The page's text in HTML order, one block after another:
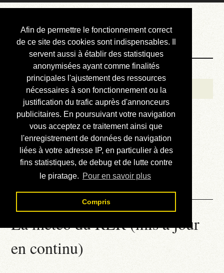
Afin de permettre le fonctionnement correct
de ce site des cookies sont indispensables. Il
servent aussi à établir des statistiques
anonymisées ayant comme finalités
principales l'ajustement des ressources
nécessaires à son fonctionnement ou la
justification du trafic auprès d'annonceurs
publicitaires. En poursuivant votre navigation
vous acceptez ce traitement ainsi que
l'enregistrement de données de navigation
liées à votre adresse IP, en particulier à des
fins statistiques, de debug et de lutte contre
le piratage. Pour en savoir plus
Compris
Courbis, « LE »
Blog Officiel
Bienvenue
Réalisations
Divers (et d’été)
Annonces
Liens externes
Téléchargement
Contact
La météo du RER (mis à jour
en continu)